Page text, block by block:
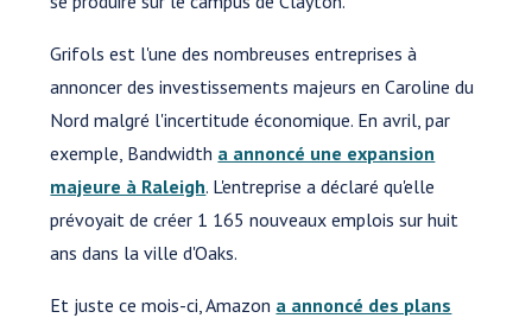
Grifols est l'une des nombreuses entreprises à
annoncer des investissements majeurs en Caroline du
Nord malgré l'incertitude économique. En avril, par
exemple, Bandwidth a annoncé une expansion
majeure à Raleigh. L'entreprise a déclaré qu'elle
prévoyait de créer 1 165 nouveaux emplois sur huit
ans dans la ville d'Oaks.
Et juste ce mois-ci, Amazon a annoncé des plans